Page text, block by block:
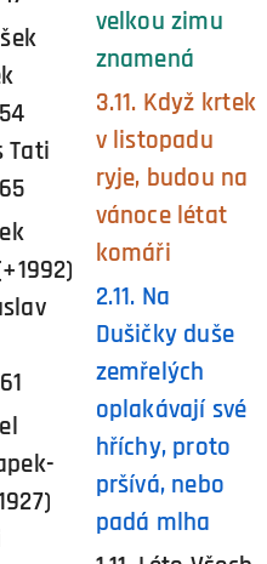
Tati
velkou zimu
znamená
3.11. Když krtek
v listopadu
ryje, budou na
vánoce létat
komáři
2.11. Na
Dušičky duše
zemřelých
oplakávají své
hříchy, proto
pršívá, nebo
padá mlha